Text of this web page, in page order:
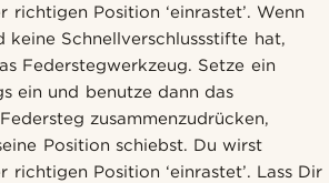
richtigen Position ‘einrastet’. Wenn
keine Schnellverschlussstifte hat,
Federstegwerkzeug. Setze ein
ein und benutze dann das
zusammenzudrücken,
Position schiebst. Du wirst
richtigen Position ‘einrastet’. Lass Dir